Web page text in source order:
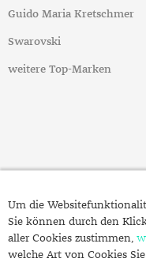
Guido Maria Kretschmer
Swarovski
weitere Top-Marken
SCHMUCK.DE
Fragen zu Ihrer Bestellung?
Um die
Sie können durch den
aller Cookies zustimmen,
welche Art von Cookies